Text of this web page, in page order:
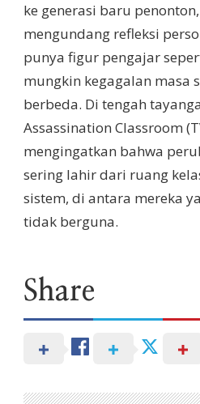
ke generasi baru
mengundang refleksi
punya figur pengajar
mungkin kegagalan masa
berbeda. Di tengah
Assassination Classroom
mengingatkan bahwa
sering lahir dari ruang
sistem, di antara mereka
tidak berguna.
Share